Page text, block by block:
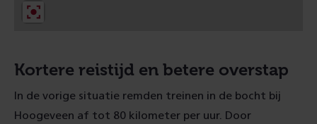
Kortere reistijd en betere overstap
In de vorige situatie remden treinen in de bocht bij
Hoogeveen af tot 80 kilometer per uur. Door